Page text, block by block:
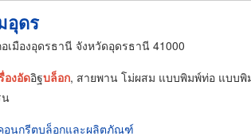
อุดร
เมืองอุดรธานี จังหวัดอุดรธานี 41000
องอัดอิฐบล็อก, สายพาน โม่ผสม แบบพิมพ์ท่อ แบบพิ
น
อนกรีตบล็อกและผลิตภัณฑ์